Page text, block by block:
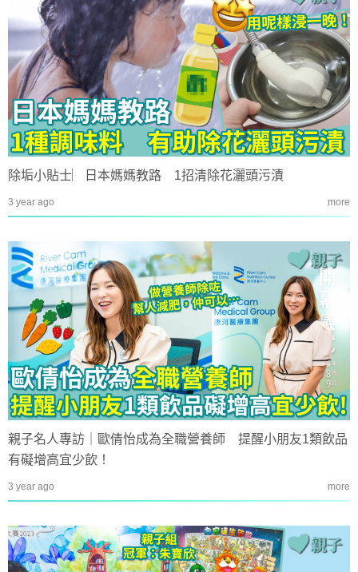
除垢小貼士︳日本媽媽教路 1招清除花灑頭污漬
3 year ago more
親子名人專訪｜歐倩怡成為全職營養師 提醒小朋友1類飲品
有礙增高宜少飲！
3 year ago more